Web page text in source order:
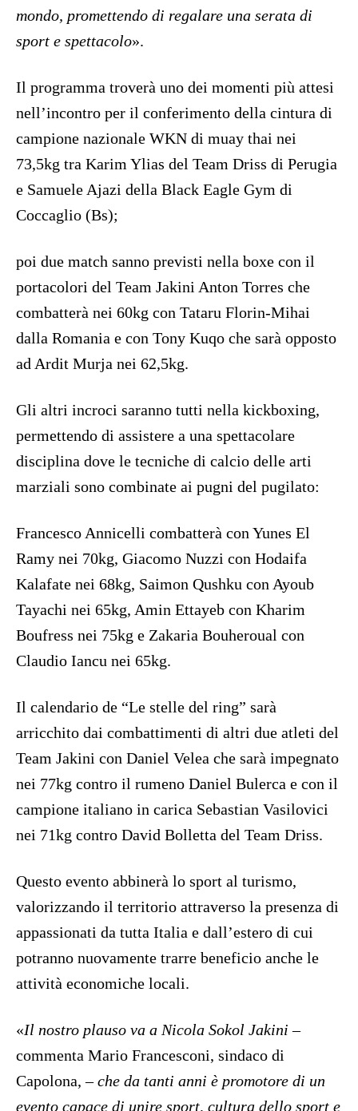
mondo, promettendo di regalare una serata di
sport e spettacolo».
Il programma troverà uno dei momenti più attesi
nell’incontro per il conferimento della cintura di
campione nazionale WKN di muay thai nei
73,5kg tra Karim Ylias del Team Driss di Perugia
e Samuele Ajazi della Black Eagle Gym di
Coccaglio (Bs);
poi due match sanno previsti nella boxe con il
portacolori del Team Jakini Anton Torres che
combatterà nei 60kg con Tataru Florin-Mihai
dalla Romania e con Tony Kuqo che sarà opposto
ad Ardit Murja nei 62,5kg.
Gli altri incroci saranno tutti nella kickboxing,
permettendo di assistere a una spettacolare
disciplina dove le tecniche di calcio delle arti
marziali sono combinate ai pugni del pugilato:
Francesco Annicelli combatterà con Yunes El
Ramy nei 70kg, Giacomo Nuzzi con Hodaifa
Kalafate nei 68kg, Saimon Qushku con Ayoub
Tayachi nei 65kg, Amin Ettayeb con Kharim
Boufress nei 75kg e Zakaria Bouheroual con
Claudio Iancu nei 65kg.
Il calendario de “Le stelle del ring” sarà
arricchito dai combattimenti di altri due atleti del
Team Jakini con Daniel Velea che sarà impegnato
nei 77kg contro il rumeno Daniel Bulerca e con il
campione italiano in carica Sebastian Vasilovici
nei 71kg contro David Bolletta del Team Driss.
Questo evento abbinerà lo sport al turismo,
valorizzando il territorio attraverso la presenza di
appassionati da tutta Italia e dall’estero di cui
potranno nuovamente trarre beneficio anche le
attività economiche locali.
«Il nostro plauso va a Nicola Sokol Jakini –
commenta Mario Francesconi, sindaco di
Capolona, –che da tanti anni è promotore di un
evento capace di unire sport, cultura dello sport e